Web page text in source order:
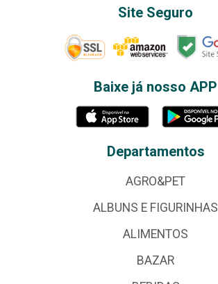
Site Seguro
Baixe já nosso APP
Departamentos
AGRO&PET
ALBUNS E FIGURINHAS
ALIMENTOS
BAZAR